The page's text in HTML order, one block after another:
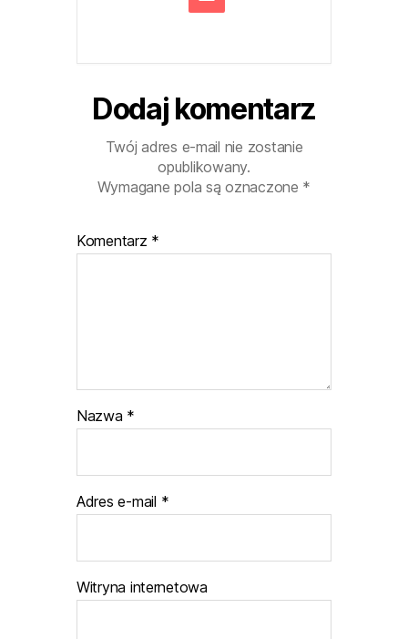
Dodaj komentarz
Twój adres e-mail nie zostanie
opublikowany.
Wymagane pola są oznaczone *
Komentarz *
Nazwa *
Adres e-mail *
Witryna internetowa